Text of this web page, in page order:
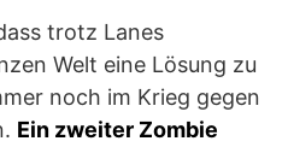
trotz Lanes
Welt eine Lösung zu
noch im Krieg gegen
Ein zweiter Zombie